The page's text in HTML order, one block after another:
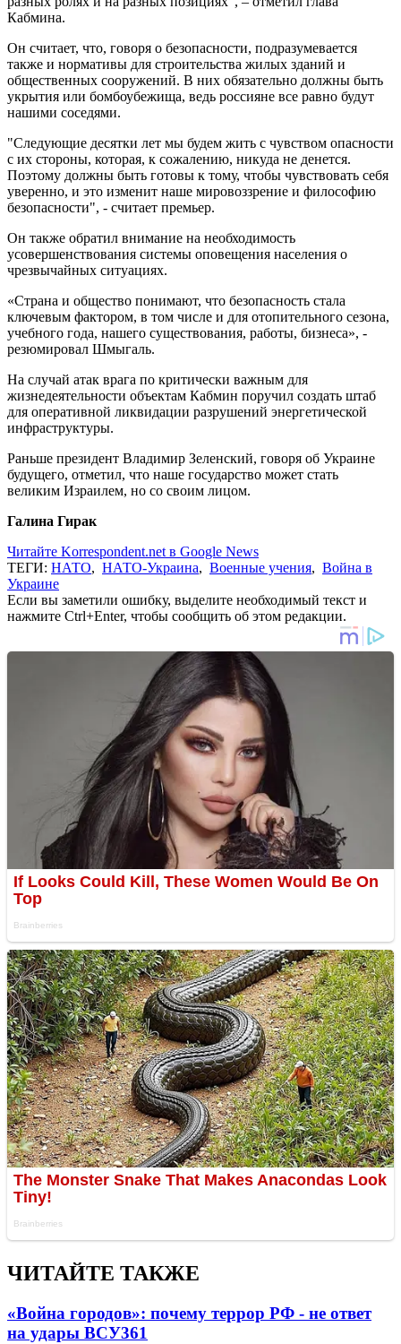
Кабмина.
Он считает, что, говоря о безопасности, подразумевается
также и нормативы для строительства жилых зданий и
общественных сооружений. В них обязательно должны быть
укрытия или бомбоубежища, ведь россияне все равно будут
нашими соседями.
"Следующие десятки лет мы будем жить с чувством опасности
с их стороны, которая, к сожалению, никуда не денется.
Поэтому должны быть готовы к тому, чтобы чувствовать себя
уверенно, и это изменит наше мировоззрение и философию
безопасности", - считает премьер.
Он также обратил внимание на необходимость
усовершенствования системы оповещения населения о
чрезвычайных ситуациях.
«Страна и общество понимают, что безопасность стала
ключевым фактором, в том числе и для отопительного сезона,
учебного года, нашего существования, работы, бизнеса», -
резюмировал Шмыгаль.
На случай атак врага по критически важным для
жизнедеятельности объектам Кабмин поручил создать штаб
для оперативной ликвидации разрушений энергетической
инфраструктуры.
Раньше президент Владимир Зеленский, говоря об Украине
будущего, отметил, что наше государство может стать
великим Израилем, но со своим лицом.
Галина Гирак
Читайте Korrespondent.net в Google News
ТЕГИ: НАТО, НАТО-Украина, Военные учения, Война в
Украине
Если вы заметили ошибку, выделите необходимый текст и
нажмите Ctrl+Enter, чтобы сообщить об этом редакции.
ЧИТАЙТЕ ТАКЖЕ
«Война городов»: почему террор РФ - не ответ
на удары ВСУ361